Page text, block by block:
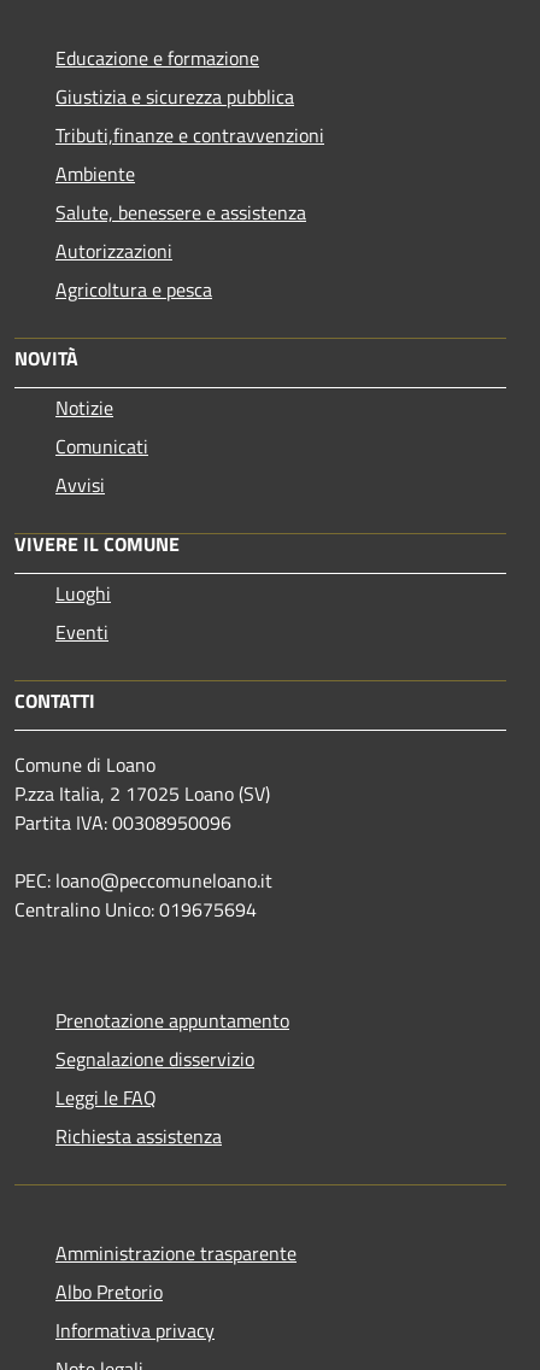
Educazione e formazione
Giustizia e sicurezza pubblica
Tributi,finanze e contravvenzioni
Ambiente
Salute, benessere e assistenza
Autorizzazioni
Agricoltura e pesca
NOVITÀ
Notizie
Comunicati
Avvisi
VIVERE IL COMUNE
Luoghi
Eventi
CONTATTI
Comune di Loano
P.zza Italia, 2 17025 Loano (SV)
Partita IVA: 00308950096
PEC: loano@peccomuneloano.it
Centralino Unico: 019675694
Prenotazione appuntamento
Segnalazione disservizio
Leggi le FAQ
Richiesta assistenza
Amministrazione trasparente
Albo Pretorio
Informativa privacy